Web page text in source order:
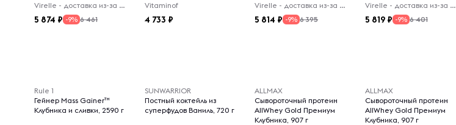
Virelle - доставка из-за рубежа
5 874 -9% 6 461
Vitaminof
4 733
Virelle - доставка из-за рубежа
5 814 -9% 6 395
Virelle - доставка из-за рубежа
5 819 -9% 6 401
Rule 1
Гейнер Mass Gainer™
Клубника и сливки, 2590 г
SUNWARRIOR
Постный коктейль из
суперфудов Ваниль, 720 г
ALLMAX
Сывороточный протеин
AllWhey Gold Премиум
Клубника, 907 г
ALLMAX
Сывороточный протеин
AllWhey Gold Премиум
Клубника, 907 г